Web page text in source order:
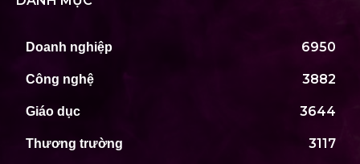
Doanh nghiệp 6950
Công nghệ 3882
Giáo dục 3644
Thương trường 3117